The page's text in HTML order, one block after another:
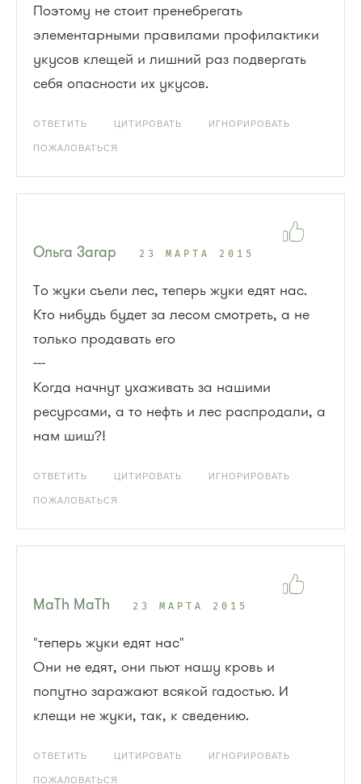
Поэтому не стоит пренебрегать
элементарными правилами профилактики
укусов клещей и лишний раз подвергать
себя опасности их укусов.
ОТВЕТИТЬ ЦИТИРОВАТЬ ИГНОРИРОВАТЬ
ПОЖАЛОВАТЬСЯ
Ольга Загар 23 МАРТА 2015
То жуки съели лес, теперь жуки едят нас.
Кто нибудь будет за лесом смотреть, а не
только продавать его
---
Когда начнут ухаживать за нашими
ресурсами, а то нефть и лес распродали, а
нам шиш?!
ОТВЕТИТЬ ЦИТИРОВАТЬ ИГНОРИРОВАТЬ
ПОЖАЛОВАТЬСЯ
MaTh MaTh 23 МАРТА 2015
"теперь жуки едят нас"
Они не едят, они пьют нашу кровь и
попутно заражают всякой гадостью. И
клещи не жуки, так, к сведению.
ОТВЕТИТЬ ЦИТИРОВАТЬ ИГНОРИРОВАТЬ
ПОЖАЛОВАТЬСЯ